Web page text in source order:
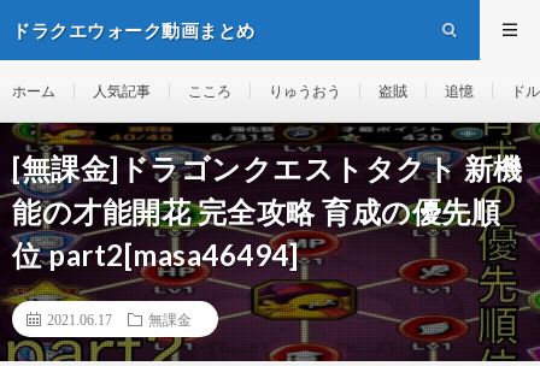
ドラクエウォーク動画まとめ
ホーム 人気記事 こころ りゅうおう 盗賊 追憶 ド
[無課金]ドラゴンクエストタクト 新機
能の才能開花 完全攻略 育成の優先順
位 part2[masa46494]
2021.06.17 無課金